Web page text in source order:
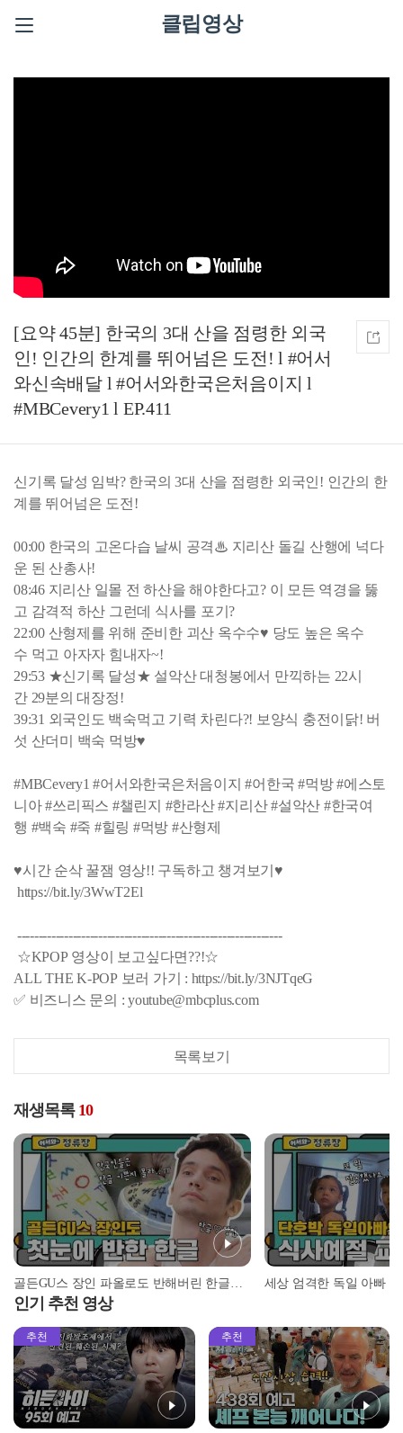
클립영상
[요약 45분] 한국의 3대 산을 점령한 외국
인! 인간의 한계를 뛰어넘은 도전! l #어서
와신속배달 l #어서와한국은처음이지 l
#MBCevery1 l EP.411
신기록 달성 임박? 한국의 3대 산을 점령한 외국인! 인간의 한
계를 뛰어넘은 도전!
00:00 한국의 고온다습 날씨 공격♨ 지리산 돌길 산행에 넉다
운 된 산총사!
08:46 지리산 일몰 전 하산을 해야한다고? 이 모든 역경을 뚫
고 감격적 하산 그런데 식사를 포기?
22:00 산형제를 위해 준비한 괴산 옥수수♥ 당도 높은 옥수
수 먹고 아자자 힘내자~!
29:53 ★신기록 달성★ 설악산 대청봉에서 만끽하는 22시
간 29분의 대장정!
39:31 외국인도 백숙먹고 기력 차린다?! 보양식 충전이닭! 버
섯 산더미 백숙 먹방♥
#MBCevery1 #어서와한국은처음이지 #어한국 #먹방 #에스토
니아 #쓰리픽스 #챌린지 #한라산 #지리산 #설악산 #한국여
행 #백숙 #죽 #힐링 #먹방 #산형제
♥시간 순삭 꿀잼 영상!! 구독하고 챙겨보기♥
https://bit.ly/3WwT2El
--------------------------------------------------------------
☆KPOP 영상이 보고싶다면??!☆
ALL THE K-POP 보러 가기 : https://bit.ly/3NJTqeG
✅ 비즈니스 문의 : youtube@mbcplus.com
목록보기
재생목록 10
골든GU스 장인 파올로도 반해버린 한글의 매력♥ l #어서와정류장 l #어서와한국은처음이지 l #MBCevery1 l EP.151
인기 추천 영상
추천 추천